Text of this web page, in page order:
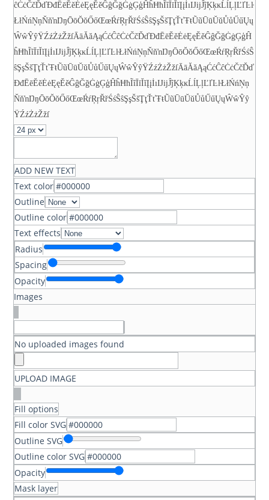
ĉĊċČčĎďĐđĒēĔĕĖėĘęĚěĜĝĞğĠġĢģĤĥĦħĨĩĪīĬĭĮįİıĲĳĴĵĶķĸĹĺĻļĽľĿŀ
ŁłŃńŅņŇňŉŊŋŌōŎŏŐőŒœŔŕŖŗŘřŚśŜŝŞşŠšŢţŤťŦŧŨũŪūŬŭŮůŰűŲų
ŴŵŶŷŸŹźŻżŽžſĀāĂăĄąĆćĈĉĊċČčĎďĐđĒēĔĕĖėĘęĚěĜĝĞğĠġĢģĤ
ĥĦħĨĩĪīĬĭĮįİıĲĳĴĵĶķĸĹĺĻļĽľĿŀŁłŃńŅņŇňŉŊŋŌōŎŏŐőŒœŔŕŖŗŘřŚśŜ
ŝŞşŠšŢţŤťŦŧŨũŪūŬŭŮůŰűŲųŴŵŶŷŸŹźŻżŽžſĀāĂăĄąĆćĈĉĊċČčĎď
ĐđĒēĔĕĖėĘęĚěĜĝĞğĠġĢģĤĥĦħĨĩĪīĬĭĮįİıĲĳĴĵĶķĸĹĺĻļĽľĿŀŁłŃńŅņ
ŇňŉŊŋŌōŎŏŐőŒœŔŕŖŗŘřŚśŜŝŞşŠšŢţŤťŦŧŨũŪūŬŭŮůŰűŲųŴŵŶŷ
ŸŹźŻżŽžſ
ADD NEW TEXT
Text color
Outline
Outline color
Text effects
Radius
Spacing
Opacity
Images
No uploaded images found
UPLOAD IMAGE
Fill options
Fill color SVG
Outline SVG
Outline color SVG
Opacity
Mask layer